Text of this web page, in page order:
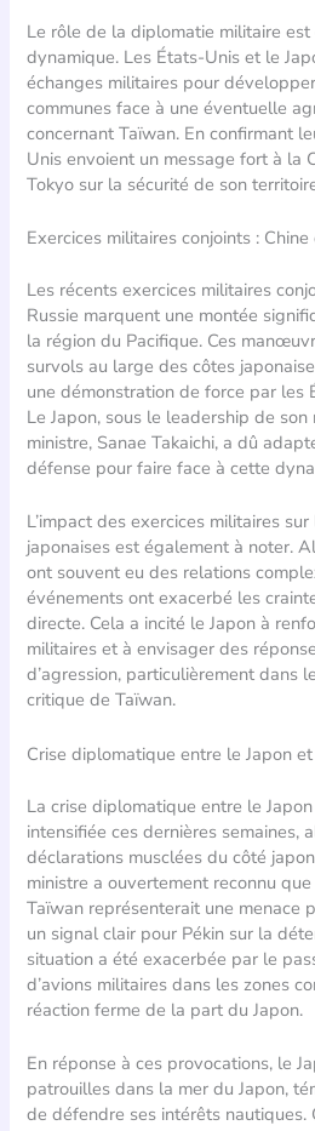
Le rôle de la diplomatie militaire
dynamique. Les États-Unis et le
échanges militaires pour
communes face à une éventuelle
concernant Taïwan. En confirmant
Unis envoient un message fort à la
Tokyo sur la sécurité de son
Exercices militaires conjoints :
Les récents exercices militaires
Russie marquent une montée
la région du Pacifique. Ces
survols au large des côtes
une démonstration de force par les
Le Japon, sous le leadership de son
ministre, Sanae Takaichi, a dû
défense pour faire face à cette
L’impact des exercices militaires
japonaises est également à noter.
ont souvent eu des relations
événements ont exacerbé les
directe. Cela a incité le Japon à
militaires et à envisager des
d’agression, particulièrement dans
critique de Taïwan.
Crise diplomatique entre le Japon
La crise diplomatique entre le Japon
intensifiée ces dernières semaines,
déclarations musclées du côté
ministre a ouvertement reconnu
Taïwan représenterait une menace
un signal clair pour Pékin sur la
situation a été exacerbée par le
d’avions militaires dans les zones
réaction ferme de la part du Japon.
En réponse à ces provocations, le
patrouilles dans la mer du Japon,
de défendre ses intérêts nautiques.